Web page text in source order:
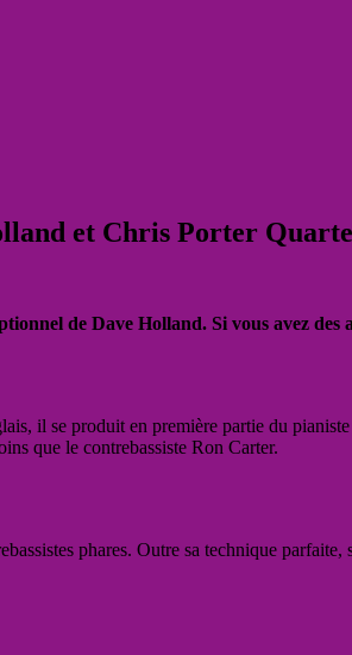
et Chris Porter
de Dave Holland. Si vous avez
il se produit en première partie du
que le contrebassiste Ron Carter.
phares. Outre sa technique